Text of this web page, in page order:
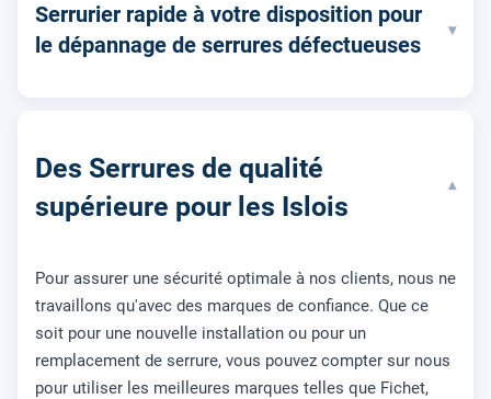
Serrurier rapide à votre disposition pour
le dépannage de serrures défectueuses
▾
Des Serrures de qualité
supérieure pour les Islois
▾
Pour assurer une sécurité optimale à nos clients, nous ne
travaillons qu'avec des marques de confiance. Que ce
soit pour une nouvelle installation ou pour un
remplacement de serrure, vous pouvez compter sur nous
pour utiliser les meilleures marques telles que Fichet,